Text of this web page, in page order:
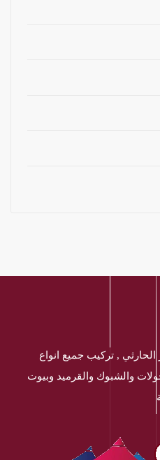
, تركيب جميع انواع
والشبوك والقرميد وبيوت